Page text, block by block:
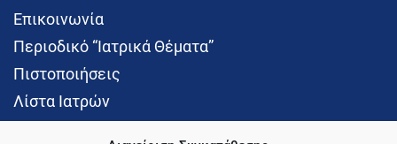
Επικοινωνία
Περιοδικό “Ιατρικά Θέματα”
Πιστοποιήσεις
Λίστα Ιατρών